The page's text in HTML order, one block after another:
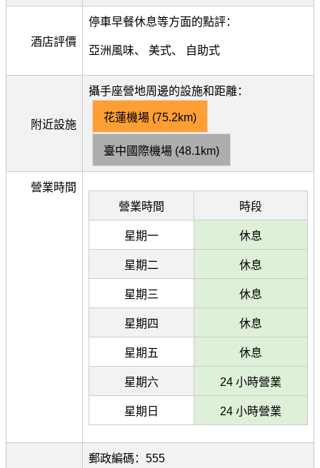
酒店評價
停車早餐休息等方面的點評：
亞洲風味、 美式、 自助式
附近設施
攝手座營地周邊的設施和距離：
花蓮機場 (75.2km)
臺中國際機場 (48.1km)
營業時間
營業時間
時段
星期一 休息
星期二 休息
星期三 休息
星期四 休息
星期五 休息
星期六 24 小時營業
星期日 24 小時營業
郵政編碼：555